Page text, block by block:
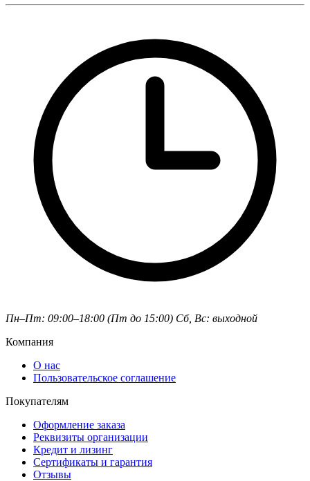
Пн–Пт: 09:00–18:00 (Пт до 15:00) Сб, Вс: выходной
Компания
О нас
Пользовательское соглашение
Покупателям
Оформление заказа
Реквизиты организации
Кредит и лизинг
Сертификаты и гарантия
Отзывы